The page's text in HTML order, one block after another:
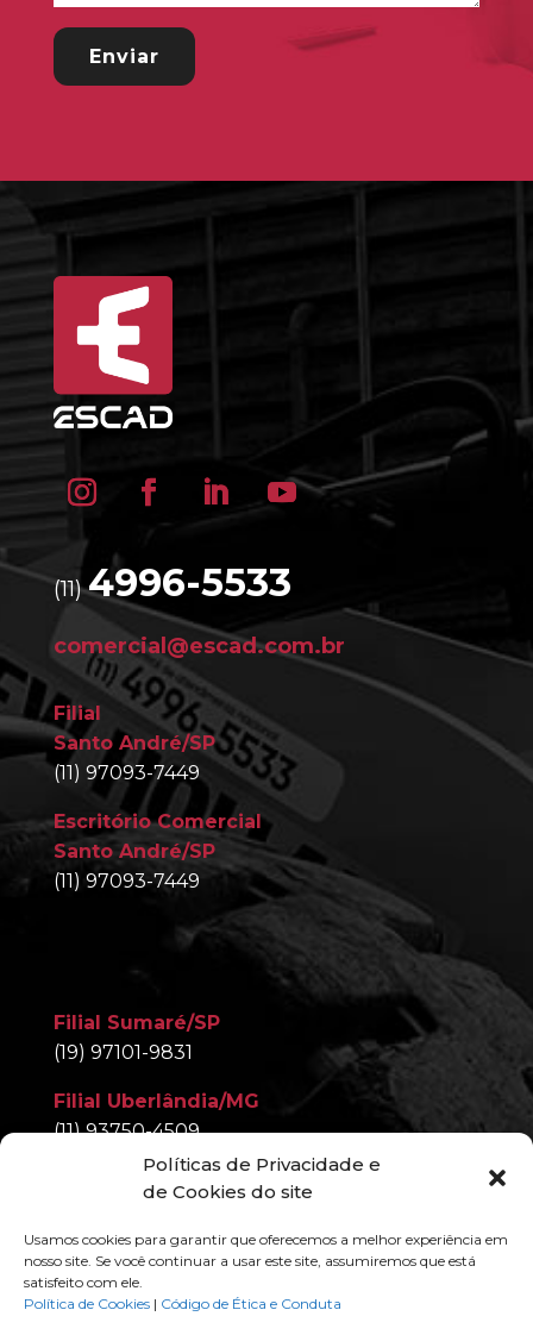
Políticas de Privacidade e
de Cookies do site
Usamos cookies para garantir que oferecemos a melhor experiência em
nosso site. Se você continuar a usar este site, assumiremos que está
satisfeito com ele.
Política de Cookies | Código de Ética e Conduta
(11)4996-5533
comercial@escad.com.br
Filial
Santo André/SP
(11) 97093-7449
Escritório Comercial
Santo André/SP
(11) 97093-7449
Filial Sumaré/SP
(19) 97101-9831
Filial Uberlândia/MG
(11) 93750-4509
Filial Nova Iguaçu/RJ